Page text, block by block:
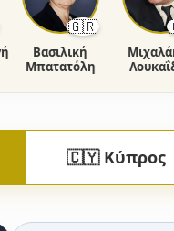
🇬🇷
Βασιλική
Μπατατόλη
🇨🇾
Μιχαλάκης
Λουκαΐδης
🇨🇾 Κύπρος